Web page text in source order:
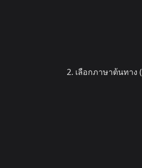
เลือกภาษาต้นทา